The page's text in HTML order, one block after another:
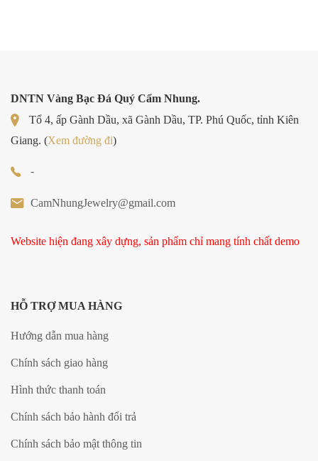
DNTN Vàng Bạc Đá Quý Cẩm Nhung.
Tổ 4, ấp Gành Dầu, xã Gành Dầu, TP. Phú Quốc, tỉnh Kiên
Giang. (Xem đường đi)
-
CamNhungJewelry@gmail.com
Website hiện đang xây dựng, sản phẩm chỉ mang tính chất demo
HỖ TRỢ MUA HÀNG
Hướng dẫn mua hàng
Chính sách giao hàng
Hình thức thanh toán
Chính sách bảo hành đổi trả
Chính sách bảo mật thông tin